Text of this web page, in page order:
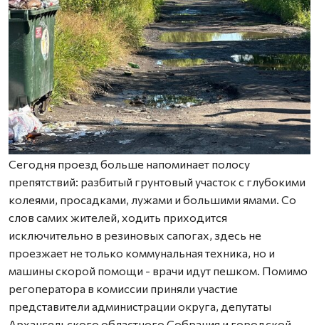
Сегодня проезд больше напоминает полосу
препятствий: разбитый грунтовый участок с глубокими
колеями, просадками, лужами и большими ямами. Со
слов самих жителей, ходить приходится
исключительно в резиновых сапогах, здесь не
проезжает не только коммунальная техника, но и
машины скорой помощи - врачи идут пешком. Помимо
регоператора в комиссии приняли участие
представители администрации округа, депутаты